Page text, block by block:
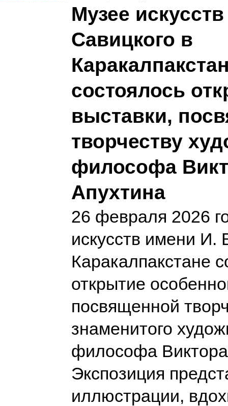
Музее
Савицкого в
состоялось
выставки,
творчеству
философа
Апухтина
26 февраля 2026
искусств имени И.
Каракалпакстане
открытие
посвященной
знаменитого
философа
Экспозиция
иллюстрации,